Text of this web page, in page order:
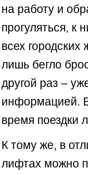
на работу и
прогуляться, к
всех
лишь бегло
другой раз –
информацией.
время поездки
К тому же, в
лифтах можно